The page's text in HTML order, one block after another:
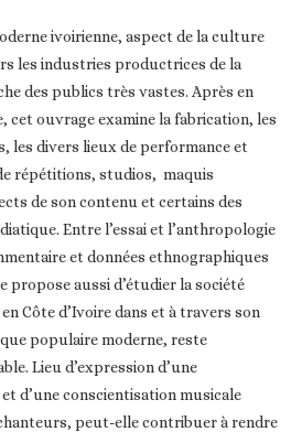
ivoirienne, aspect de la culture
les industries productrices de la
des publics très vastes. Après en
cet ouvrage examine la fabrication, les
les divers lieux de performance et
répétitions, studios, maquis
de son contenu et certains des
Entre l’essai et l’anthropologie
et données ethnographiques
propose aussi d’étudier la société
Côte d’Ivoire dans et à travers son
populaire moderne, reste
Lieu d’expression d’une
d’une conscientisation musicale
peut-elle contribuer à rendre